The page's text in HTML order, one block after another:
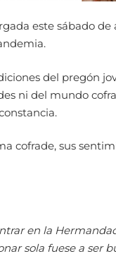
este sábado de
del pregón
ni del mundo
cofrade, sus
en la
sola fuese a ser